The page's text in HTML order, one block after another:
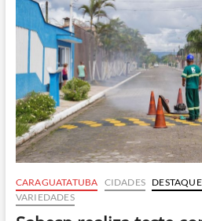
abastecimento
de
água
em
Ilhabela
sob
pena
de
multa
CARAGUATATUBA CIDADES
VARIEDADES